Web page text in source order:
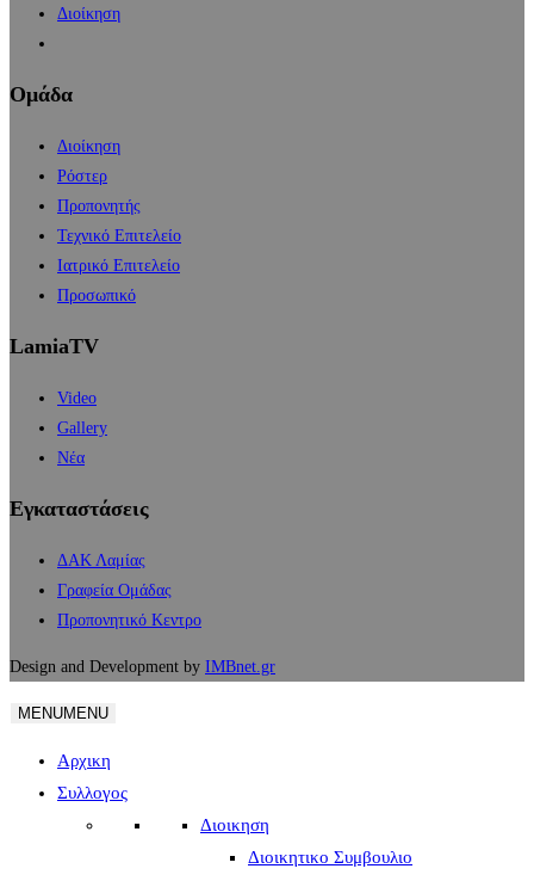
Διοίκηση
Ομάδα
Διοίκηση
Ρόστερ
Προπονητής
Τεχνικό Επιτελείο
Ιατρικό Επιτελείο
Προσωπικό
LamiaTV
Video
Gallery
Νέα
Εγκαταστάσεις
ΔΑΚ Λαμίας
Γραφεία Ομάδας
Προπονητικό Κεντρο
Design and Development by IMBnet.gr
MENUMENU
Αρχικη
Συλλογος
Διοικηση
Διοικητικο Συμβουλιο